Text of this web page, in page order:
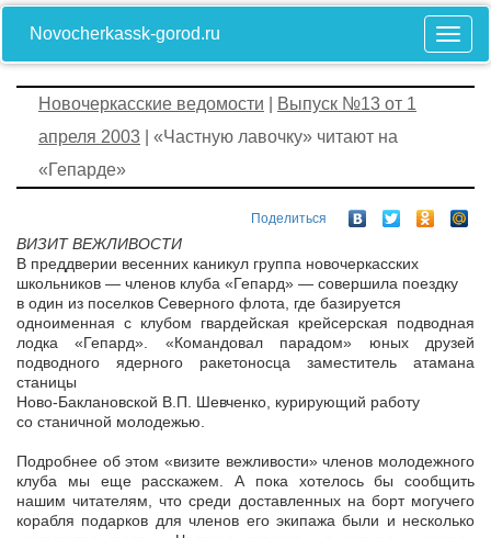
Novocherkassk-gorod.ru
Новочеркасские ведомости
Выпуск №13 от 1
апреля 2003 | «Частную лавочку» читают на
«Гепарде»
Поделиться
ВИЗИТ ВЕЖЛИВОСТИ
В преддверии весенних каникул группа новочеркасских
школьников — членов клуба «Гепард» — совершила поездку
в один из поселков Северного флота, где базируется
одноименная с клубом гвардейская крейсерская подводная
лодка «Гепард». «Командовал парадом» юных друзей
подводного ядерного ракетоносца заместитель атамана
станицы
Ново-Баклановской В.П. Шевченко, курирующий работу
со станичной молодежью.
Подробнее об этом «визите вежливости» членов молодежного
клуба мы еще расскажем. А пока хотелось бы сообщить
нашим читателям, что среди доставленных на борт могучего
корабля подарков для членов его экипажа были и несколько